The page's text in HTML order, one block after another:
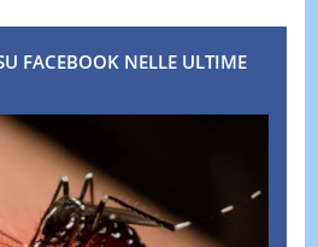
FACEBOOK NELLE ULTIME